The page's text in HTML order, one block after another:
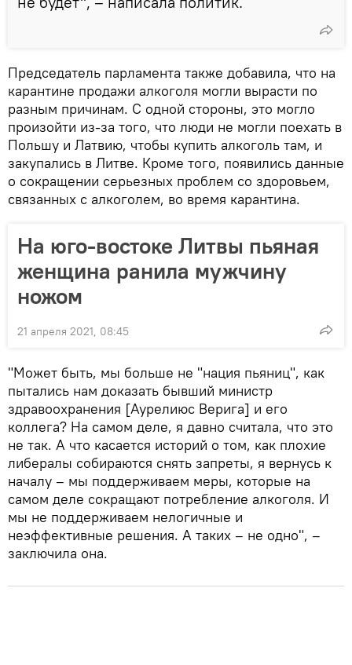
Председатель парламента также добавила, что на
карантине продажи алкоголя могли вырасти по
разным причинам. С одной стороны, это могло
произойти из-за того, что люди не могли поехать в
Польшу и Латвию, чтобы купить алкоголь там, и
закупались в Литве. Кроме того, появились данные
о сокращении серьезных проблем со здоровьем,
связанных с алкоголем, во время карантина.
На юго-востоке Литвы пьяная
женщина ранила мужчину
ножом
21 апреля 2021, 08:45
"Может быть, мы больше не "нация пьяниц", как
пытались нам доказать бывший министр
здравоохранения [Аурелиюс Верига] и его
коллега? На самом деле, я давно считала, что это
не так. А что касается историй о том, как плохие
либералы собираются снять запреты, я вернусь к
началу – мы поддерживаем меры, которые на
самом деле сокращают потребление алкоголя. И
мы не поддерживаем нелогичные и
неэффективные решения. А таких – не одно", –
заключила она.